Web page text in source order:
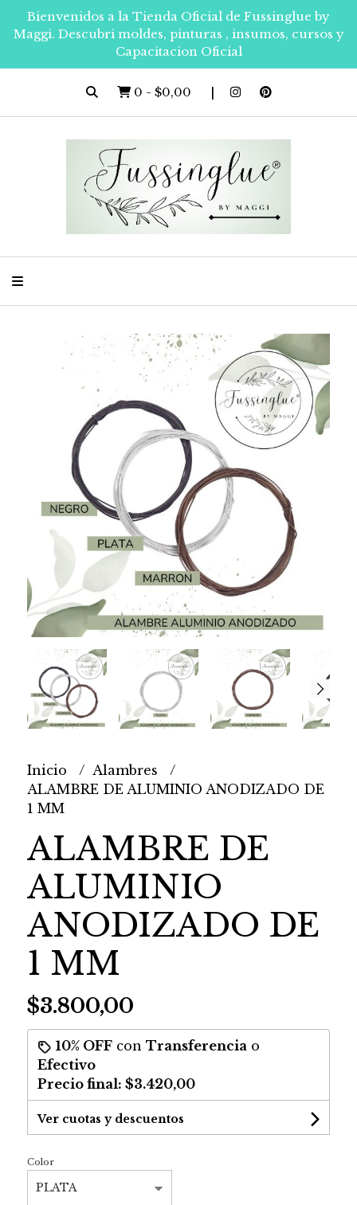
Bienvenidos a la Tienda Oficial de Fussinglue by
Maggi. Descubri moldes, pinturas , insumos, cursos y
Capacitacion Oficial
0 - $0,00
Inicio
Alambres
ALAMBRE DE ALUMINIO ANODIZADO DE
1 MM
ALAMBRE DE
ALUMINIO
ANODIZADO DE
1 MM
$3.800,00
10% OFFcon Transferencia o
Efectivo
Precio final: $3.420,00
Ver cuotas y descuentos
Color